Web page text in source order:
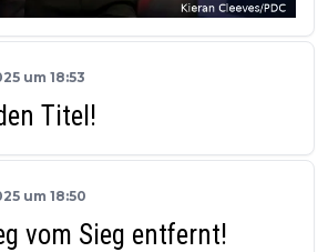
um 18:53
Titel!
um 18:50
vom Sieg entfernt!